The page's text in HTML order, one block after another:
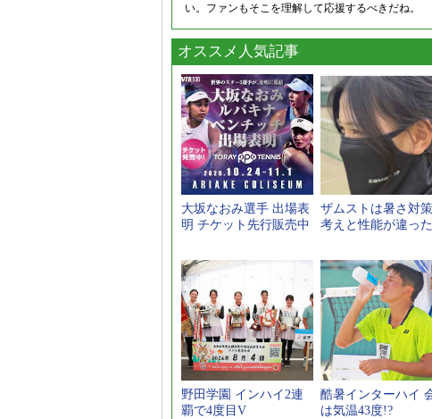
い。ファンもそこを理解して応援するべきだね。
オススメ人気記事
大坂なおみ選手 出場表
明 チケット先行販売中
ザムストは暑さ対
考えと性能が違った
野田学園 インハイ2連
覇で4度目V
酷暑インターハイ
は気温43度!?